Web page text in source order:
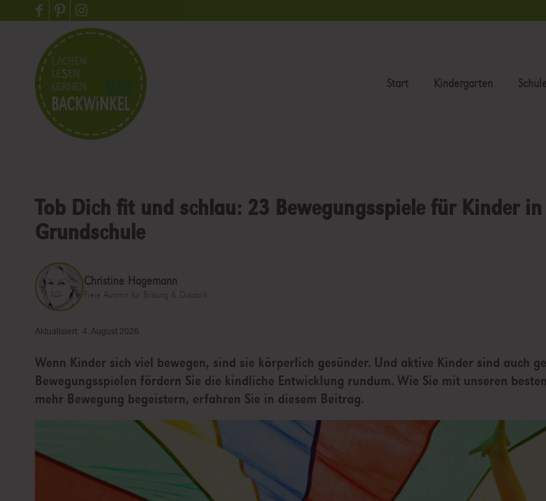
Start Kindergarten Schule
Tob Dich fit und schlau: 23 Bewegungsspiele für Kinder
Grundschule
Christine Hagemann
Freie Autorin für Bildung & Didaktik
Aktualisiert: 4. August 2026
Wenn Kinder sich viel bewegen, sind sie körperlich gesünder. Und aktive Kinder sind auch
Bewegungsspielen fördern Sie die kindliche Entwicklung rundum. Wie Sie mit unseren
mehr Bewegung begeistern, erfahren Sie in diesem Beitrag.